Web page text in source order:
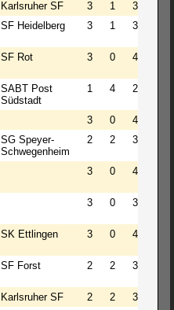
Karlsruher SF 3 1 3
SF Heidelberg 3 1 3
SF Rot 3 0 4
SABT Post
Südstadt
1 4 2
3 0 4
SG Speyer-
Schwegenheim
2 2 3
3 0 4
3 0 3
SK Ettlingen 3 0 4
SF Forst 2 2 3
Karlsruher SF 2 2 3